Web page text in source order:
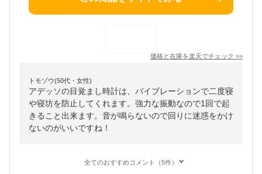
価格と在庫を楽天でチェック >>
トモゾウ(50代・女性)
アデッソの目覚まし時計は、バイブレーションで二度寝
や寝坊を防止してくれます。強力な振動なので1回で起
きること出来ます。音が鳴らないので回りに迷惑をかけ
ないのがいいですね！
全てのおすすめコメント（5件）